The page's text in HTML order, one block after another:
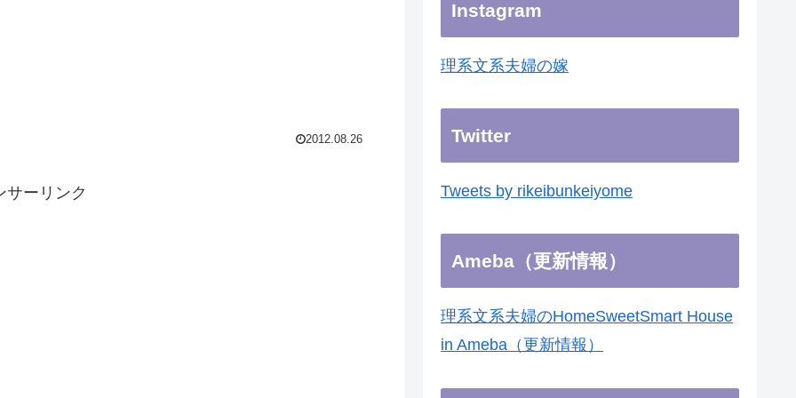
2012.08.26
サーリンク
Instagram
理系文系夫婦の嫁
Twitter
Tweets by rikeibunkeiyome
Ameba（更新情報）
理系文系夫婦のHomeSweetSmart House
in Ameba（更新情報）